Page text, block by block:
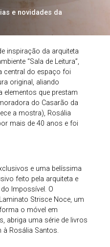
e novidades da
inspiração da arquiteta
“Sala de Leitura”,
central do espaço foi
original, aliando
elementos que prestam
do Casarão da
a mostra), Rosália
mais de 40 anos e foi
e uma belíssima
feito pela arquiteta e
Impossível. O
Strisce Noce, um
o móvel em
abriga uma série de livros
à Rosália Santos.